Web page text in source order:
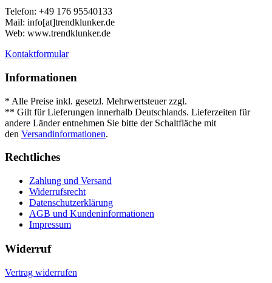
Telefon: +49 176 95540133
Mail: info[at]trendklunker.de
Web: www.trendklunker.de
Kontaktformular
Informationen
* Alle Preise inkl. gesetzl. Mehrwertsteuer zzgl.
** Gilt für Lieferungen innerhalb Deutschlands. Lieferzeiten für
andere Länder entnehmen Sie bitte der Schaltfläche mit
den Versandinformationen.
Rechtliches
Zahlung und Versand
Widerrufsrecht
Datenschutzerklärung
AGB und Kundeninformationen
Impressum
Widerruf
Vertrag widerrufen